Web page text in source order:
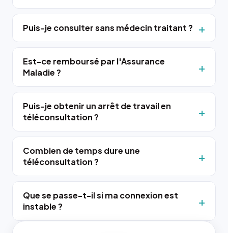
Puis-je consulter sans médecin traitant ?
Est-ce remboursé par l'Assurance
Maladie ?
Puis-je obtenir un arrêt de travail en
téléconsultation ?
Combien de temps dure une
téléconsultation ?
Que se passe-t-il si ma connexion est
instable ?